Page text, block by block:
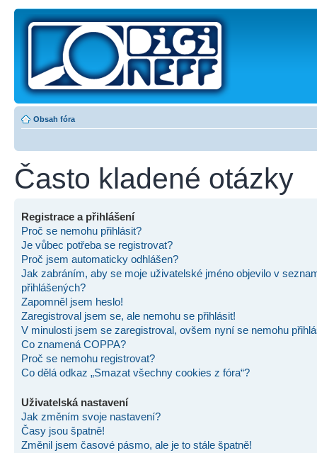
Obsah fóra
Často kladené otázky
Registrace a přihlášení
Proč se nemohu přihlásit?
Je vůbec potřeba se registrovat?
Proč jsem automaticky odhlášen?
Jak zabráním, aby se moje uživatelské jméno objevilo v
přihlášených?
Zapomněl jsem heslo!
Zaregistroval jsem se, ale nemohu se přihlásit!
V minulosti jsem se zaregistroval, ovšem nyní se nemohu
Co znamená COPPA?
Proč se nemohu registrovat?
Co dělá odkaz „Smazat všechny cookies z fóra“?
Uživatelská nastavení
Jak změním svoje nastavení?
Časy jsou špatně!
Změnil jsem časové pásmo, ale je to stále špatně!